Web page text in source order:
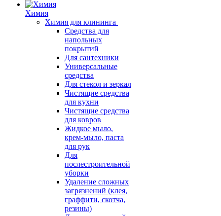
Химия
Химия для клининга
Средства для
напольных
покрытий
Для сантехники
Универсальные
средства
Для стекол и зеркал
Чистящие средства
для кухни
Чистящие средства
для ковров
Жидкое мыло,
крем-мыло, паста
для рук
Для
послестроительной
уборки
Удаление сложных
загрязнений (клея,
граффити, скотча,
резины)